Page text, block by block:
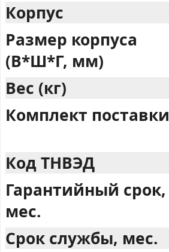
Корпус
Размер корпуса
(В*Ш*Г, мм)
Вес (кг)
Комплект поставки
Код ТНВЭД
Гарантийный срок,
мес.
Срок службы, мес.